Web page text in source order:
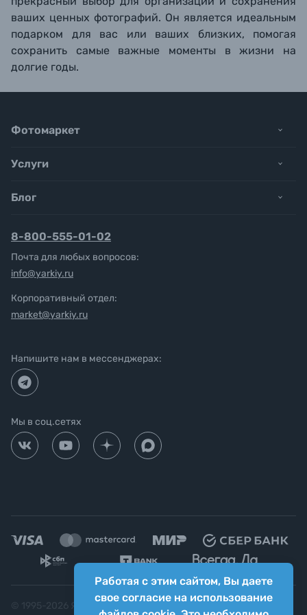
ваших ценных фотографий. Он является идеальным
подарком для вас или ваших близких, помогая
сохранить самые важные моменты в жизни на
долгие годы.
Работая с этим сайтом, Вы даете
свое согласие на использование
Фотомаркет
Услуги
Блог
8-800-555-01-02
Почта для любых вопросов:
info@yarkiy.ru
Корпоративный отдел:
market@yarkiy.ru
Напишите нам в мессенджерах:
Мы в соц.сетях
Яркий фотомаркет ("Яркий Мир")